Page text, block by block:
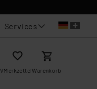
Services
MerkzettelWarenkorb